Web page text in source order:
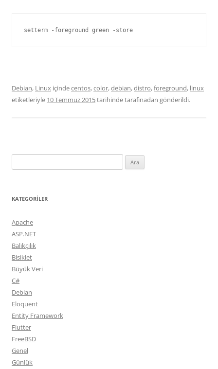
setterm -foreground green -store
Debian, Linux içindecentos,color,debian,distro,foreground, linux
etiketleriyle 10 Temmuz 2015tarihindetarafınadan gönderildi.
KATEGORILER
Apache
ASP.NET
Balıkçılık
Bisiklet
Büyük Veri
C#
Debian
Eloquent
Entity Framework
Flutter
FreeBSD
Genel
Günlük